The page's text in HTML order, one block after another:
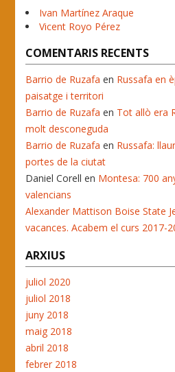
Ivan Martínez Araque
Vicent Royo Pérez
COMENTARIS RECENTS
Barrio de Ruzafa en Russafa en
paisatge i territori
Barrio de Ruzafa en Tot allò era
molt desconeguda
Barrio de Ruzafa en Russafa:
portes de la ciutat
Daniel Corell en Montesa: 700
valencians
Alexander Mattison Boise State
vacances. Acabem el curs 2017-
ARXIUS
juliol 2020
juliol 2018
juny 2018
maig 2018
abril 2018
febrer 2018